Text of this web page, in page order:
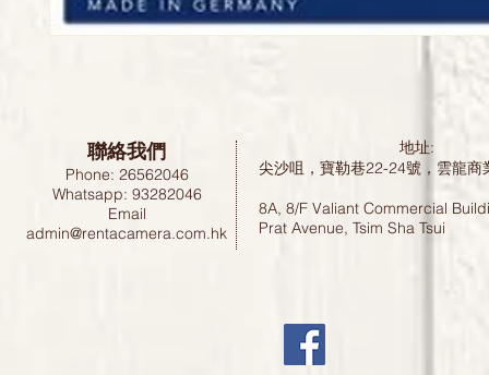
聯絡我們
Phone: 26562046
Whatsapp: 93282046
Email
admin@rentacamera.com.hk
地址:
尖沙咀，寶勒巷22-24號，雲龍
8A, 8/F Valiant Commercial
Prat Avenue, Tsim Sha Tsui